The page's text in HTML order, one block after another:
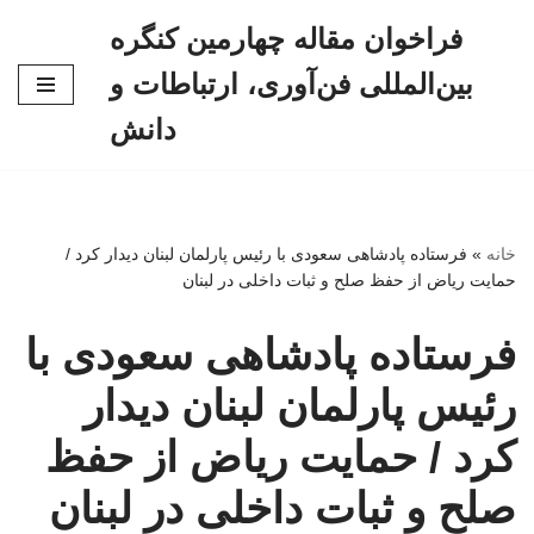
فراخوان مقاله چهارمین کنگره
بین‌المللی فن‌آوری، ارتباطات و
دانش
خانه » فرستاده پادشاهی سعودی با رئیس پارلمان لبنان دیدار کرد /
حمایت ریاض از حفظ صلح و ثبات داخلی در لبنان
فرستاده پادشاهی سعودی با
رئیس پارلمان لبنان دیدار
کرد / حمایت ریاض از حفظ
صلح و ثبات داخلی در لبنان